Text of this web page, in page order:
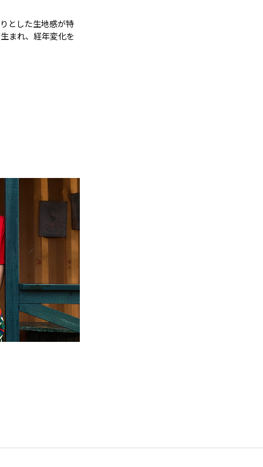
とした生地感が特
まれ、経年変化を